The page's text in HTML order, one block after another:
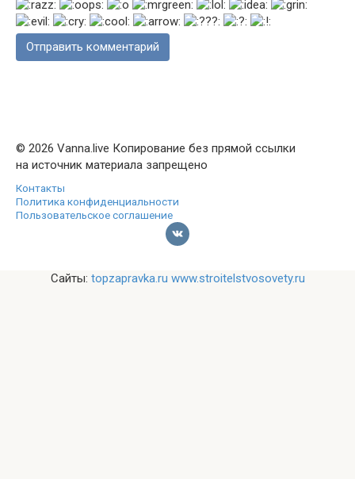
© 2026 Vanna.live Копирование без прямой ссылки
на источник материала запрещено
Контакты
Политика конфиденциальности
Пользовательское соглашение
Сайты: topzapravka.ru www.stroitelstvosovety.ru